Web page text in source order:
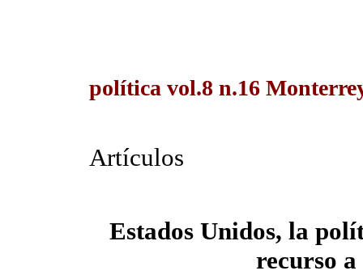
política vol.8 n.16
Artículos
Estados Unidos, la
recurso